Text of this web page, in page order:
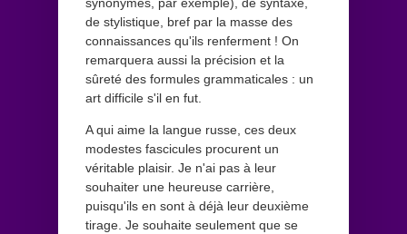
synonymes, par exemple), de syntaxe,
de stylistique, bref par la masse des
connaissances qu'ils renferment ! On
remarquera aussi la précision et la
sûreté des formules grammaticales : un
art difficile s'il en fut.
A qui aime la langue russe, ces deux
modestes fascicules procurent un
véritable plaisir. Je n'ai pas à leur
souhaiter une heureuse carrière,
puisqu'ils en sont à déjà leur deuxième
tirage. Je souhaite seulement que se